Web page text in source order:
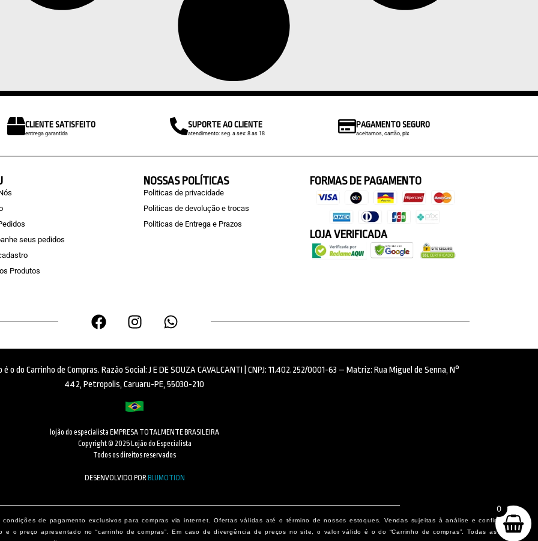
CLIENTE SATISFEITO
entrega garantida
SUPORTE AO CLIENTE
atendimento: seg. a sex: 8 as 18
PAGAMENTO SEGURO
aceitamos, cartão, pix
seus pedidos
Produtos
NOSSAS POLÍTICAS
Politicas de privacidade
Politicas de devolução e trocas
Politicas de Entrega e Prazos
FORMAS DE PAGAMENTO
LOJA VERIFICADA
do Carrinho de Compras. Razão Social: J E DE SOUZA CAVALCANTI | CNPJ: 11.402.252/0001-63 – Matriz: Rua Miguel de Senna, N°
442, Petropolis, Caruaru-PE, 55030-210
lojão do especialista EMPRESA TOTALMENTE BRASILEIRA
Copyright © 2025 Lojão do Especialista
Todos os direitos reservados
DESENVOLVIDO POR BLUMOTION
de pagamento exclusivos para compras via internet. Ofertas válidas até o término de nossos estoques. Vendas sujeitas à análise e confirmação
o preço apresentado no “carrinho de compras”. Em caso de divergência de preços no site, o valor válido é o do “Carrinho de compras”. Todas as
0